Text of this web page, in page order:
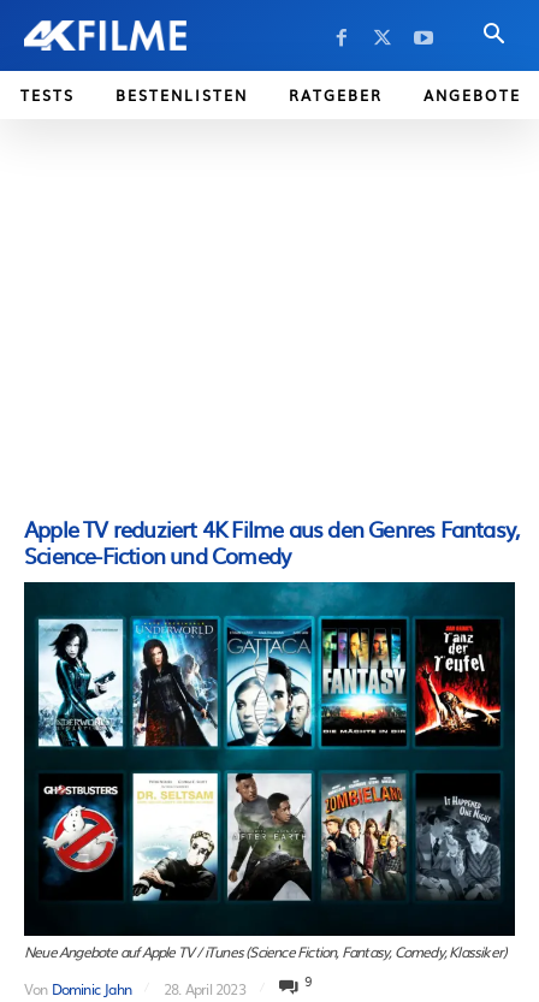
TESTS BESTENLISTEN RATGEBER ANGEBOTE
Apple TV reduziert 4K Filme aus den Genres Fantasy,
Science-Fiction und Comedy
Neue Angebote auf Apple TV / iTunes (Science Fiction, Fantasy, Comedy, Klassiker)
Von Dominic Jahn 28. April 2023 9